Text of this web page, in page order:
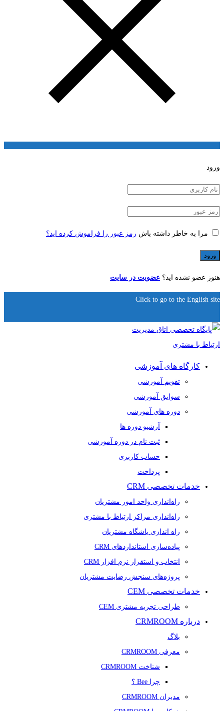
ورود
مرا به خاطر داشته باش رمز عبور را فراموش کرده اید؟
هنوز عضو نشده اید؟ عضویت در سایت
Click to go to the English site
کارگاه های آموزشی
تقویم آموزشی
سوابق آموزشی
دوره های آموزشی
آرشیو دوره ها
ثبت نام در دوره آموزشی
حساب کاربری
پرداخت
خدمات تخصصی CRM
راه‌اندازی واحد امور مشتریان
راه‌اندازی مراکز ارتباط با مشتری
راه اندازی باشگاه مشتریان
پیاده‌سازی استانداردهای CRM
انتخاب و استقرار نرم افزار CRM
پروژه‌های سنجش رضایت مشتریان
خدمات تخصصی CEM
طراحی تجربه مشتری CEM
درباره CRMROOM
بلاگ
معرفی CRMROOM
شناخت CRMROOM
چرا Bee ؟
مدیران CRMROOM